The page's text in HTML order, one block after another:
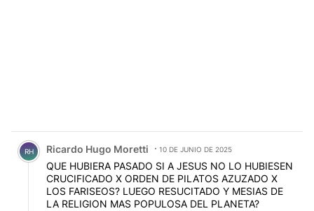
Comentario de Ricardo Hugo Moretti.
RH Ricardo Hugo Moretti 10 DE JUNIO DE 2025
QUE HUBIERA PASADO SI A JESUS NO LO HUBIESEN
CRUCIFICADO X ORDEN DE PILATOS AZUZADO X
LOS FARISEOS? LUEGO RESUCITADO Y MESIAS DE
LA RELIGION MAS POPULOSA DEL PLANETA?